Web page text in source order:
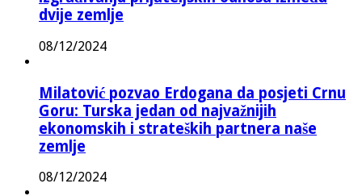
dvije zemlje
08/12/2024
Milatović pozvao Erdogana da posjeti Crnu
Goru: Turska jedan od najvažnijih
ekonomskih i strateških partnera naše
zemlje
08/12/2024